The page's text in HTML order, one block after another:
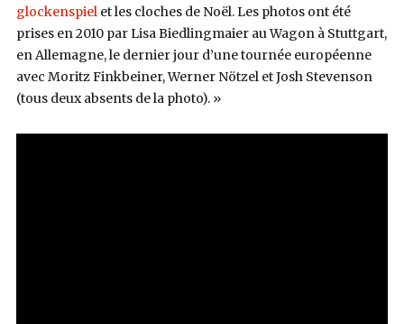
glockenspielet les cloches de Noël.Les photos ont été
prises en 2010 parLisa Biedlingmaier au Wagon à Stuttgart,
en Allemagne, le dernier jour d’une tournée européenne
avec Moritz Finkbeiner, Werner Nötzel et Josh Stevenson
(tous deux absents de la photo). »